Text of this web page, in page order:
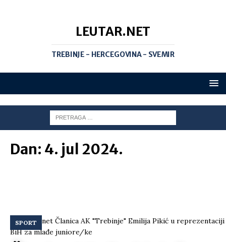
LEUTAR.NET
TREBINJE - HERCEGOVINA - SVEMIR
Dan:4. jul 2024.
SPORT